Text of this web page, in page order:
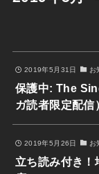
2019年5月31日 お
保護中: The
ガ読者限定配信
2019年5月26日 お
立ち読み付き